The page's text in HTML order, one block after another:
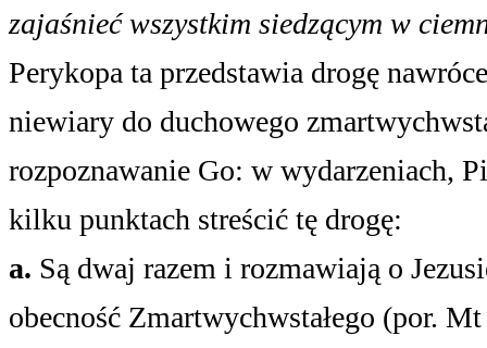
zajaśnieć wszystkim siedzącym w
Perykopa ta przedstawia drogę
niewiary do duchowego
rozpoznawanie Go: w wydarzeniach,
kilku punktach streścić tę drogę:
a. Są dwaj razem i rozmawiają o
obecność Zmartwychwstałego (por.